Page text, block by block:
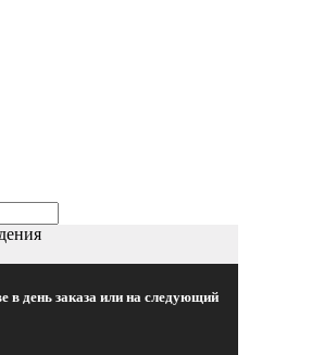
в день заказа или на следующий